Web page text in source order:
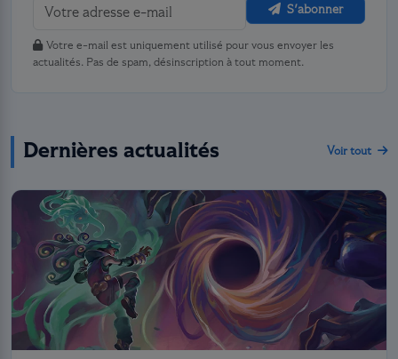
S'abonner
Votre e-mail est uniquement utilisé pour vous envoyer les
actualités. Pas de spam, désinscription à tout moment.
Dernières actualités Voir tout